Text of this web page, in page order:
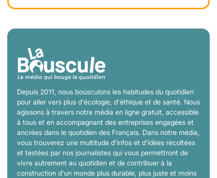
Depuis 2011, nous bousculons les habitudes du quotidien
pour aller vers plus d'écologie, d'éthique et de santé. Nous
agissons à travers notre média en ligne gratuit, accessible
à tous et en accompagnant des entreprises engagées et
ancrées dans le quotidien des Français. Dans notre média,
vous trouverez une multitude d'infos et d'idées récoltées
et testées par nos journalistes qui vous permettront de
vivre autrement au quotidien et de contribuer à la
construction d'un monde plus durable, plus juste et moins